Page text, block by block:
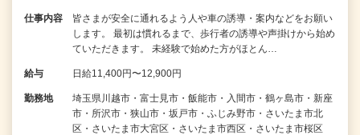
仕事内容
皆さまが安全に通れるよう人や車の誘導・案内などをお願い
します。 最初は慣れるまで、歩行者の誘導や声掛けから始め
ていただきます。 未経験で始めた方がほとん…
給与 日給11,400円〜12,900円
勤務地
埼玉県川越市・富士見市・飯能市・入間市・鶴ヶ島市・新座
市・所沢市・狭山市・坂戸市・ふじみ野市・さいたま市北
区・さいたま市大宮区・さいたま市西区・さいたま市桜区